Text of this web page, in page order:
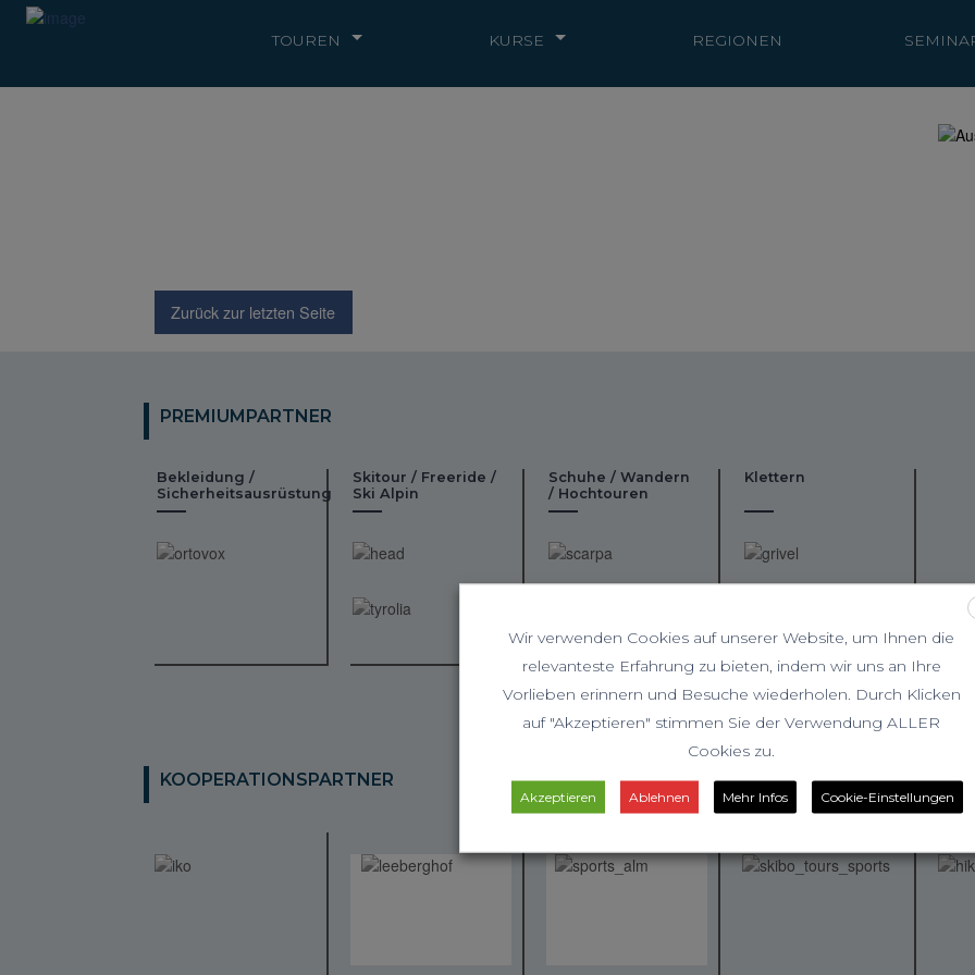
TOUREN KURSE REGIONEN
Zurück zur letzten Seite
PREMIUMPARTNER
Bekleidung /
Sicherheitsausrüstung
Skitour / Freeride /
Ski Alpin
Schuhe / Wandern
/ Hochtouren
Klettern
KOOPERATIONSPARTNER
Wir verwenden Cookies auf unserer Website, um Ihnen die
relevanteste Erfahrung zu bieten, indem wir uns an Ihre
Vorlieben erinnern und Besuche wiederholen. Durch Klicken
auf "Akzeptieren" stimmen Sie der Verwendung ALLER
Cookies zu.
Akzeptieren Ablehnen Mehr Infos Cookie-Einstellungen